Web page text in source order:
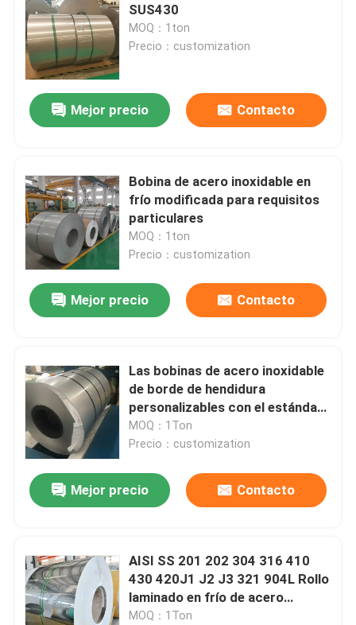
SUS430
MOQ：1ton
Precio：customization
Mejor precio Contacto
Bobina de acero inoxidable en
frío modificada para requisitos
particulares
MOQ：1ton
Precio：customization
Mejor precio Contacto
Las bobinas de acero inoxidable
de borde de hendidura
personalizables con el estándar
ASTM de acabado
MOQ：1Ton
Precio：customization
Mejor precio Contacto
AISI SS 201 202 304 316 410
430 420J1 J2 J3 321 904L Rollo
laminado en frío de acero
inoxidable
MOQ：1Ton